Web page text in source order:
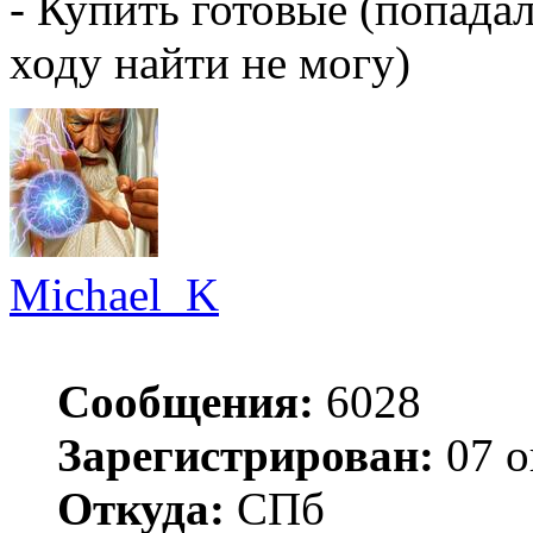
ходу найти не могу)
Michael_K
Сообщения: 6028
Зарегистрирован: 07
Откуда: СПб